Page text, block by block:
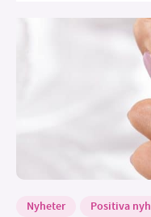
Nyheter Positiva